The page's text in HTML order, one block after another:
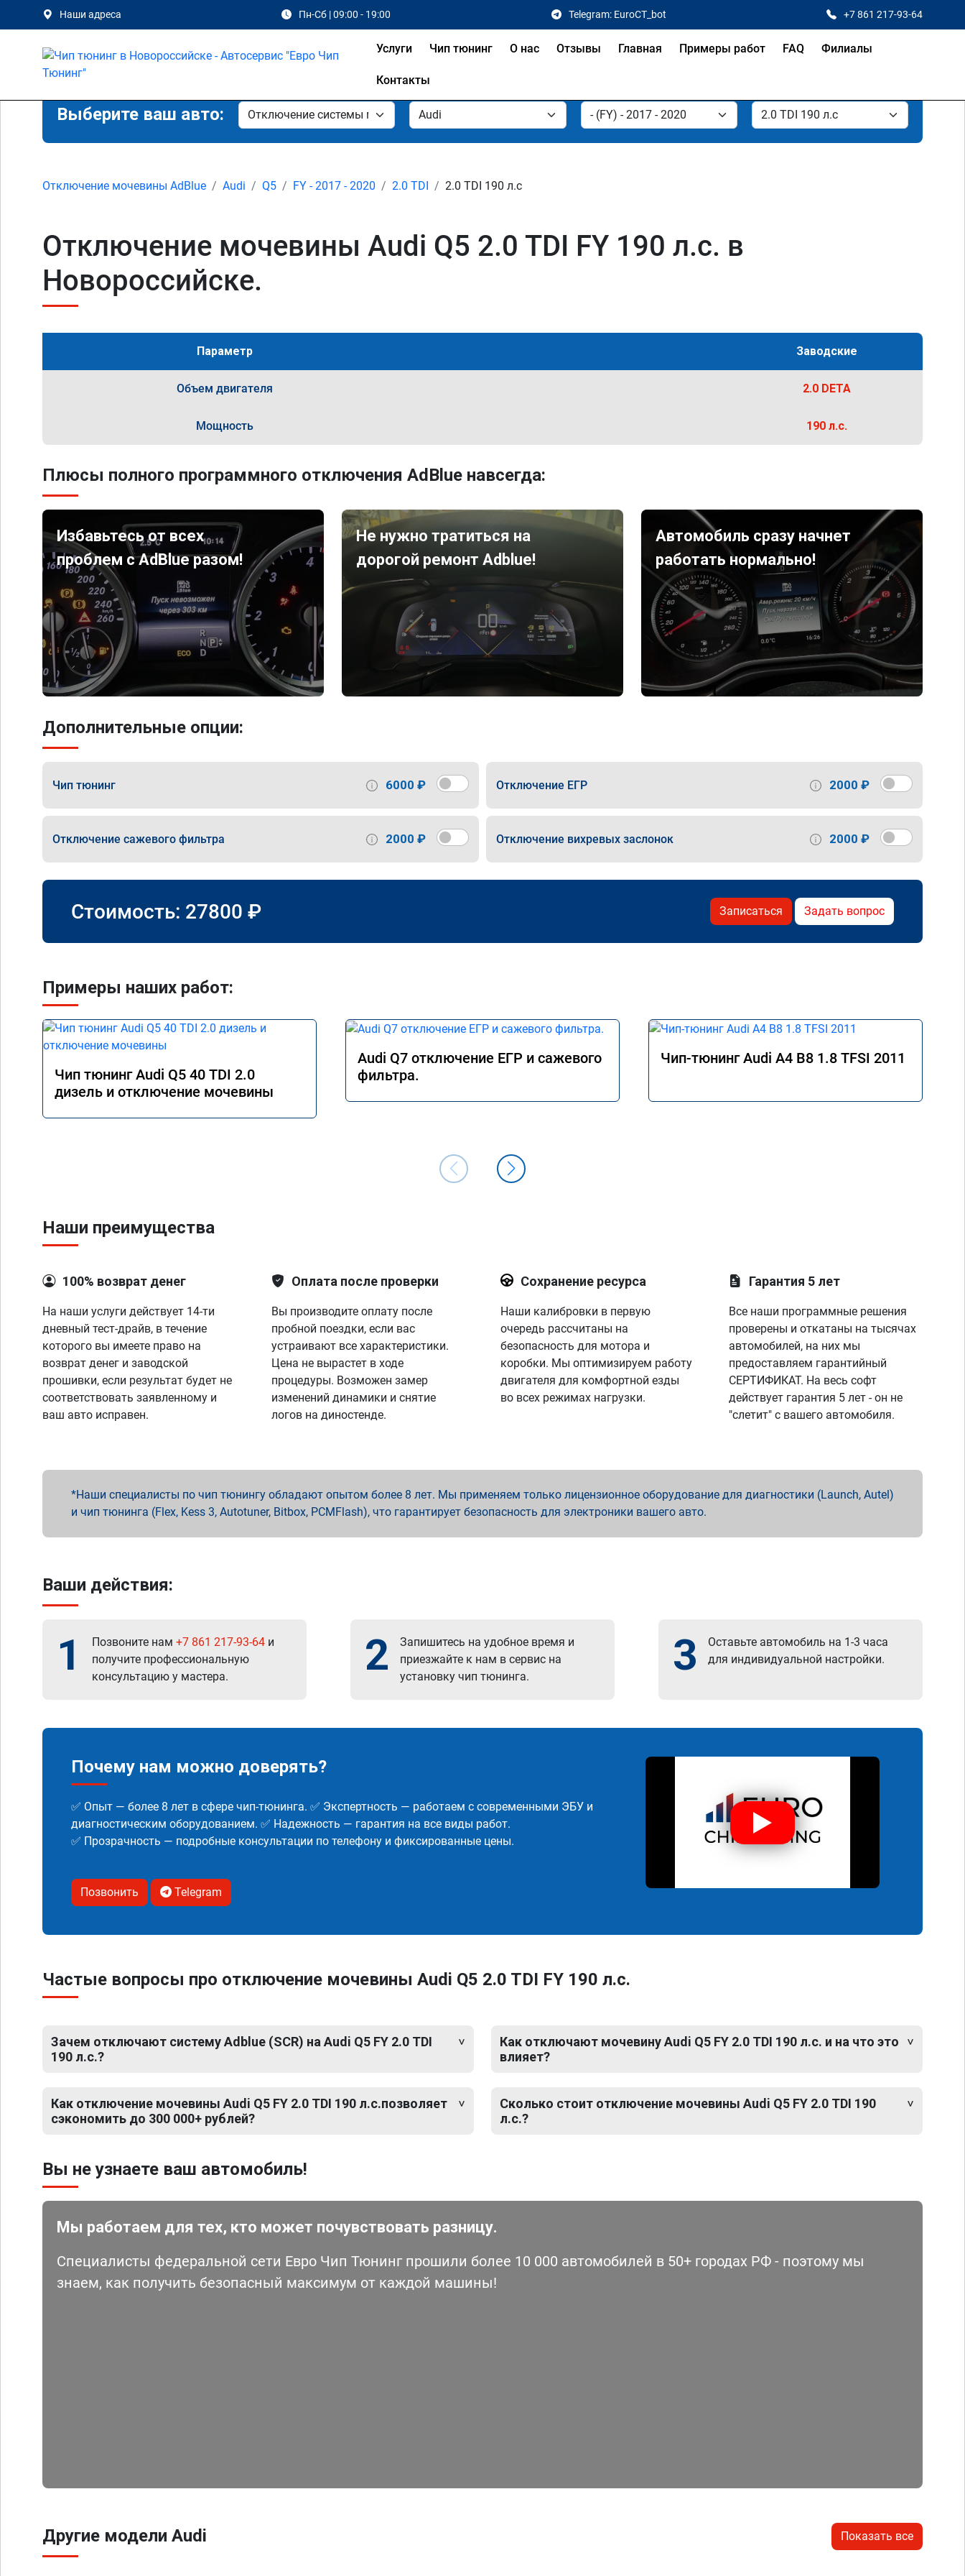
Наши адреса Пн-Сб | 09:00 - 19:00 Telegram: EuroCT_bot +7 861 217-93-64
Услуги Чип тюнинг О нас Отзывы Главная Примеры работ FAQ Филиалы
Контакты
Выберите ваш авто:
Отключение мочевины AdBlue Audi Q5 FY - 2017 - 2020 2.0 TDI 2.0 TDI 190 л.с
Отключение мочевины Audi Q5 2.0 TDI FY 190 л.с. в
Новороссийске.
Параметр Заводские
Объем двигателя 2.0 DETA
Мощность 190 л.с.
Плюсы полного программного отключения AdBlue навсегда:
Избавьтесь от всех
проблем с AdBlue разом!
Не нужно тратиться на
дорогой ремонт Adblue!
Автомобиль сразу начнет
работать нормально!
Дополнительные опции:
Чип тюнинг 6000 ₽ Отключение ЕГР 2000 ₽
Отключение сажевого фильтра 2000 ₽ Отключение вихревых заслонок 2000 ₽
Стоимость: 27800 ₽ Записаться Задать вопрос
Примеры наших работ:
Чип тюнинг Audi Q5 40 TDI 2.0
дизель и отключение мочевины
Audi Q7 отключение ЕГР и сажевого
фильтра.
Чип-тюнинг Audi A4 B8 1.8 TFSI 2011
Наши преимущества
100% возврат денег
На наши услуги действует 14-ти
дневный тест-драйв, в течение
которого вы имеете право на
возврат денег и заводской
прошивки, если результат будет не
соответствовать заявленному и
ваш авто исправен.
Оплата после проверки
Вы производите оплату после
пробной поездки, если вас
устраивают все характеристики.
Цена не вырастет в ходе
процедуры. Возможен замер
изменений динамики и снятие
логов на диностенде.
Сохранение ресурса
Наши калибровки в первую
очередь рассчитаны на
безопасность для мотора и
коробки. Мы оптимизируем работу
двигателя для комфортной езды
во всех режимах нагрузки.
Гарантия 5 лет
Все наши программные решения
проверены и откатаны на тысячах
автомобилей, на них мы
предоставляем гарантийный
СЕРТИФИКАТ. На весь софт
действует гарантия 5 лет - он не
"слетит" с вашего автомобиля.
Наши специалисты по чип тюнингу обладают опытом более 8 лет. Мы применяем только лицензионное оборудование для диагностики (Launch, Autel)
и чип тюнинга (Flex, Kess 3, Autotuner, Bitbox, PCMFlash), что гарантирует безопасность для электроники вашего авто.
Ваши действия:
1 Позвоните нам +7 861 217-93-64 и
получите профессиональную
консультацию у мастера.
2
Запишитесь на удобное время и
приезжайте к нам в сервис на
установку чип тюнинга.
3
Оставьте автомобиль на 1-3 часа
для индивидуальной настройки.
Почему нам можно доверять?
✅ Опыт — более 8 лет в сфере чип-тюнинга. ✅ Экспертность — работаем с современными ЭБУ и
диагностическим оборудованием. ✅ Надежность — гарантия на все виды работ.
✅ Прозрачность — подробные консультации по телефону и фиксированные цены.
Позвонить Telegram
Частые вопросы про отключение мочевины Audi Q5 2.0 TDI FY 190 л.с.
Зачем отключают систему Adblue (SCR) на Audi Q5 FY 2.0 TDI
190 л.с.?
Как отключение мочевины Audi Q5 FY 2.0 TDI 190 л.с.позволяет
сэкономить до 300 000+ рублей?
Как отключают мочевину Audi Q5 FY 2.0 TDI 190 л.с. и на что это
влияет?
Сколько стоит отключение мочевины Audi Q5 FY 2.0 TDI 190
л.с.?
Вы не узнаете ваш автомобиль!
Мы работаем для тех, кто может почувствовать разницу.
Специалисты федеральной сети Евро Чип Тюнинг прошили более 10 000 автомобилей в 50+ городах РФ - поэтому мы
знаем, как получить безопасный максимум от каждой машины!
Другие модели Audi Показать все